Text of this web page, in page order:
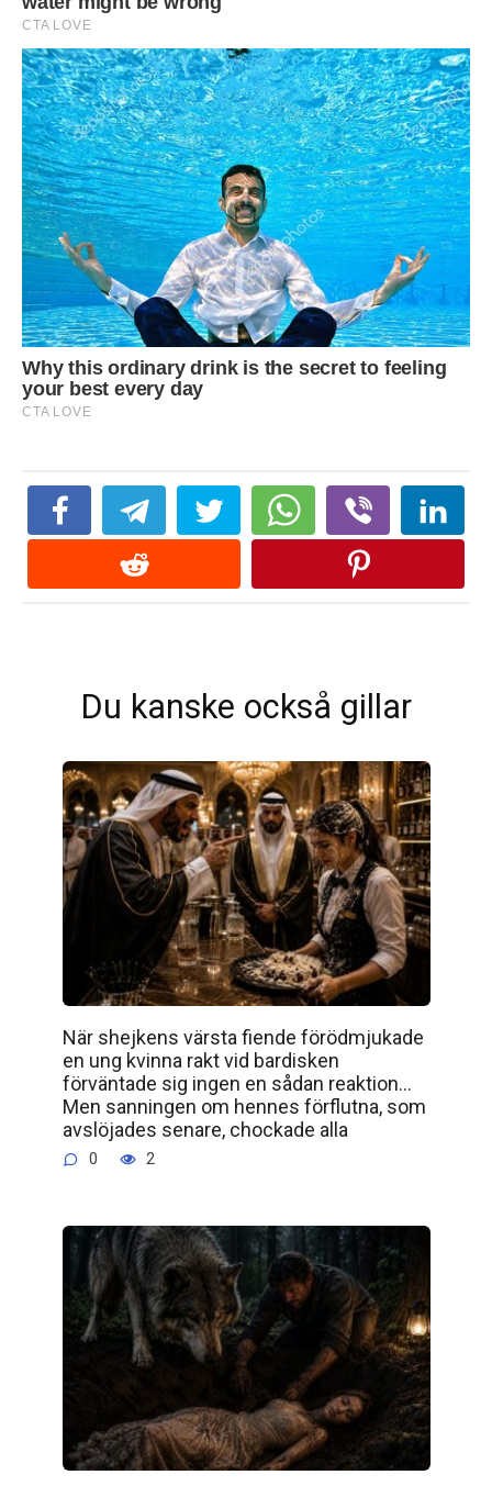
Du kanske också gillar
När shejkens värsta fiende förödmjukade
en ung kvinna rakt vid bardisken
förväntade sig ingen en sådan reaktion…
Men sanningen om hennes förflutna, som
avslöjades senare, chockade alla
0 2